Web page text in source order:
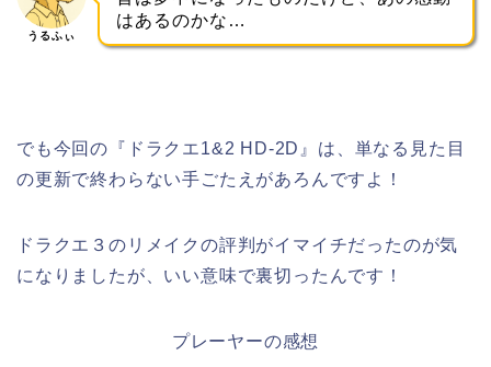
うるふぃ
はあるのかな…
でも今回の『ドラクエ1&2 HD-2D』は、単なる見た目
の更新で終わらない手ごたえがあろんですよ！
ドラクエ３のリメイクの評判がイマイチだったのが気
になりましたが、いい意味で裏切ったんです！
プレーヤーの感想